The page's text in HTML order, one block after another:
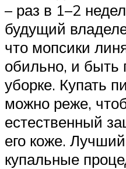
– раз в 1–2
будущий
что мопсики
обильно, и быть
уборке. Купать
можно реже,
естественный
его коже.
купальные